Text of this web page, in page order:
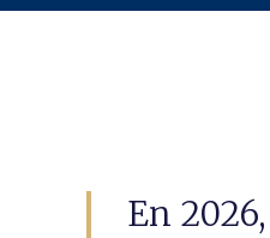
En